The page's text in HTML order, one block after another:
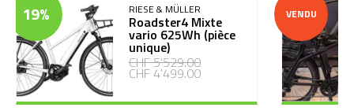
19% RIESE & MÜLLER
Roadster4 Mixte
vario 625Wh (pièce
unique)
CHF 5'529.00
CHF 4'499.00
VENDU